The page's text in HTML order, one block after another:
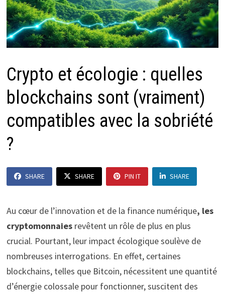
Crypto et écologie : quelles
blockchains sont (vraiment)
compatibles avec la sobriété
?
SHARE SHARE PIN IT SHARE
Au cœur de l’innovation et de la finance numérique, les
cryptomonnaiesrevêtent un rôle de plus en plus
crucial. Pourtant, leur impact écologique soulève de
nombreuses interrogations. En effet, certaines
blockchains, telles que Bitcoin, nécessitent une quantité
d’énergie colossale pour fonctionner, suscitent des